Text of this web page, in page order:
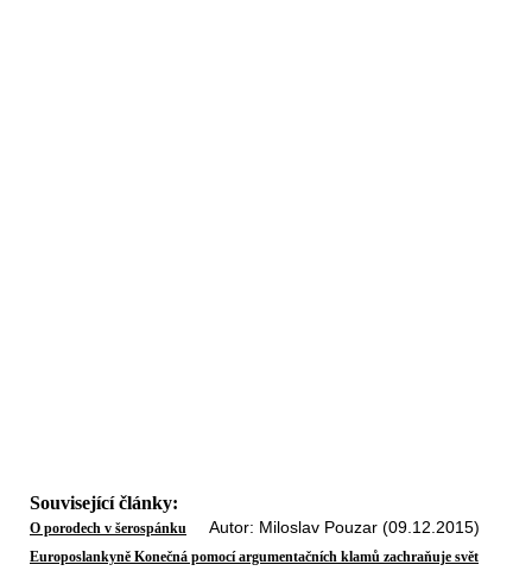
Související články:
O porodech v šerospánku Autor: Miloslav Pouzar (09.12.2015)
Europoslankyně Konečná pomocí argumentačních klamů zachraňuje svět